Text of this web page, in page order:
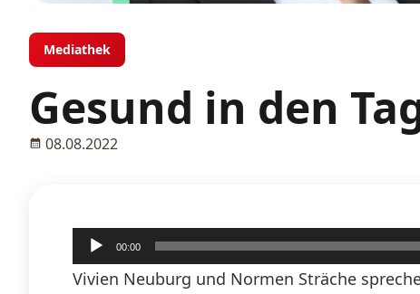
Mediathek
Gesund in den
08.08.2022
Audio-
Player
00:00
Vivien Neuburg und Normen Sträche